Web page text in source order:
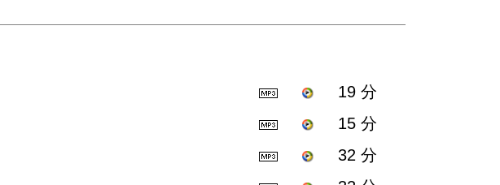
19 分
15 分
32 分